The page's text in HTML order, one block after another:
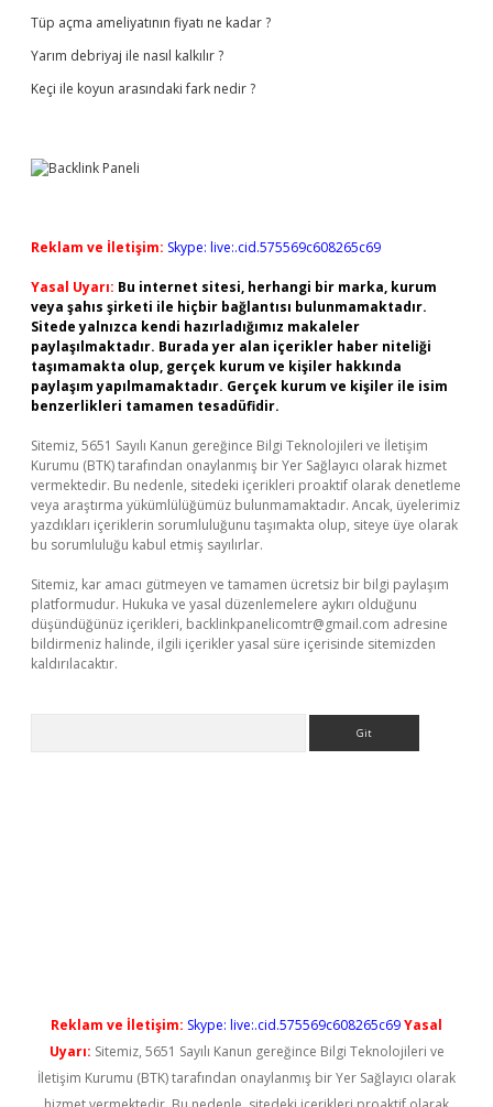
Tüp açma ameliyatının fiyatı ne kadar ?
Yarım debriyaj ile nasıl kalkılır ?
Keçi ile koyun arasındaki fark nedir ?
Reklam ve İletişim: Skype: live:.cid.575569c608265c69
Yasal Uyarı: Bu internet sitesi, herhangi bir marka, kurum
veya şahıs şirketi ile hiçbir bağlantısı bulunmamaktadır.
Sitede yalnızca kendi hazırladığımız makaleler
paylaşılmaktadır. Burada yer alan içerikler haber niteliği
taşımamakta olup, gerçek kurum ve kişiler hakkında
paylaşım yapılmamaktadır. Gerçek kurum ve kişiler ile isim
benzerlikleri tamamen tesadüfidir.
Sitemiz, 5651 Sayılı Kanun gereğince Bilgi Teknolojileri ve İletişim
Kurumu (BTK) tarafından onaylanmış bir Yer Sağlayıcı olarak hizmet
vermektedir. Bu nedenle, sitedeki içerikleri proaktif olarak denetleme
veya araştırma yükümlülüğümüz bulunmamaktadır. Ancak, üyelerimiz
yazdıkları içeriklerin sorumluluğunu taşımakta olup, siteye üye olarak
bu sorumluluğu kabul etmiş sayılırlar.
Sitemiz, kar amacı gütmeyen ve tamamen ücretsiz bir bilgi paylaşım
platformudur. Hukuka ve yasal düzenlemelere aykırı olduğunu
düşündüğünüz içerikleri, backlinkpanelicomtr@gmail.com adresine
bildirmeniz halinde, ilgili içerikler yasal süre içerisinde sitemizden
kaldırılacaktır.
Reklam ve İletişim: Skype: live:.cid.575569c608265c69Yasal
Uyarı: Sitemiz, 5651 Sayılı Kanun gereğince Bilgi Teknolojileri ve
İletişim Kurumu (BTK) tarafından onaylanmış bir Yer Sağlayıcı olarak